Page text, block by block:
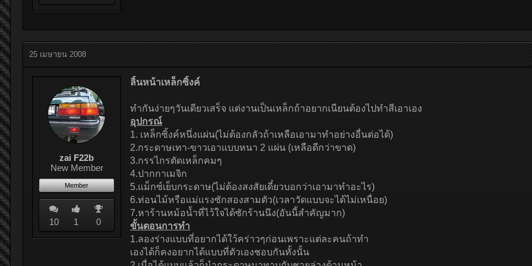
25 เมษายน 2008
zai F22b
New Member
Member
10 1 0
ลิ้นหน้าเหล็กซิ้งค์
ทำกันง่ายๆวันเดียวเสร็จ แต่งานเป็นเหล็กถ้าอยากเนียนต้องไปทำสีเอาเอง
อุปกรณ์
1. เหล็กซิ้งค์หนึ่งแผ่น(ไม่ต้องกลัวถ้าเหลือเอามาทำอย่างอื่นต่อได้)
2.กระดาษเทา-ขาวเอาแบบหนา 2 แผ่น (เหลือดีกว่าขาด)
3.กรรไกรตัดเหล็กคมๆ
4.ปากกาเมจิก
5.แม็กซ์เย็บกระดาษ(ไม่ต้องสงสัยเดี๋ยวบอกว่าเอามาทำอะไร)
6.ท่อนไม้หรือแม่แรงซักสองสามตัว(เวลาวัดแบบจะได้ไม่เหนื่อย)
7.หาร้านหม้อน้ำที่ไว้ใจได้ซักร้านนึง(อันนี้สำคัญมาก)
ขั้นตอนการทำ
1.ลองร่างแบบที่อยากได้ใว้คร่าวๆก่อนเพราะแต่ละคนถ้าทำ
เองได้ก็คงอยากได้แบบที่ตัวเองชอบกันทั้งนั้น